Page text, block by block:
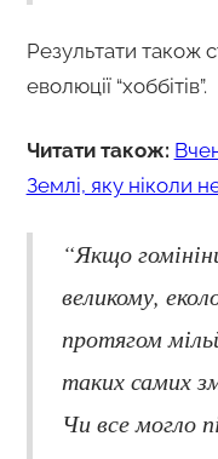
Результати також
еволюції “хоббітів”.
Читати також:
Землі, яку ніколи
“Якщо
великому,
протягом
таких самих
Чи все могло